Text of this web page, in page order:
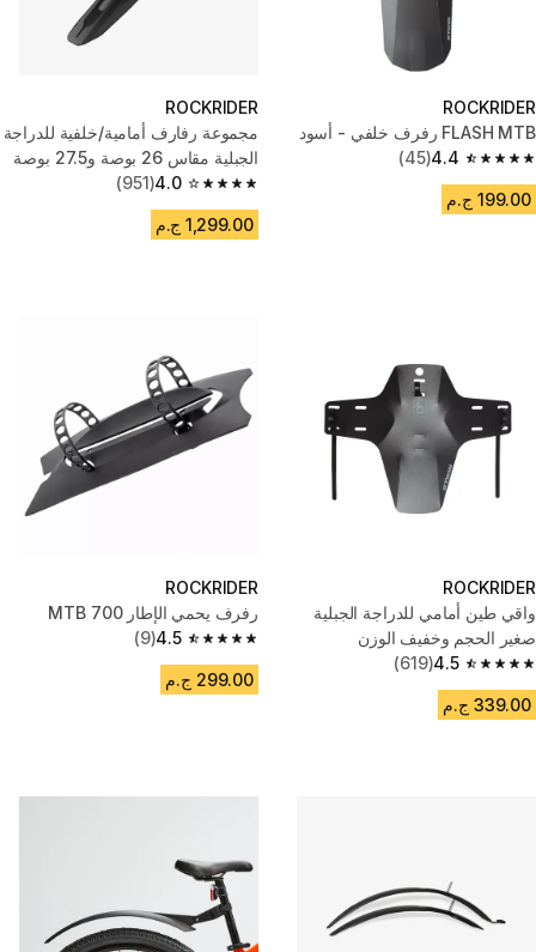
ROCKRIDER
FLASH MTB رفرف خلفي - أسود
4.4
4.4 out of 5 stars from 45 reviews
(45)
199.00 ج.م
ROCKRIDER
مجموعة رفارف أمامية/خلفية للدراجة
الجبلية مقاس 26 بوصة و27.5 بوصة
و29 بوصة -أسود
4.0
4.0 out of 5 stars from 951 reviews
(951)
1,299.00 ج.م
ROCKRIDER
واقي طين أمامي للدراجة الجبلية
صغير الحجم وخفيف الوزن
4.5
4.5 out of 5 stars from 619 reviews
(619)
339.00 ج.م
ROCKRIDER
رفرف يحمي الإطار 700 MTB
4.5
4.5 out of 5 stars from 9 reviews
(9)
299.00 ج.م